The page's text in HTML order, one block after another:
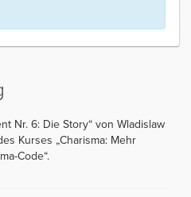
Nr. 6: Die Story“ von Wladislaw
Kurses „Charisma: Mehr
Code“.